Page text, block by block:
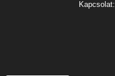
Kapcsolat: